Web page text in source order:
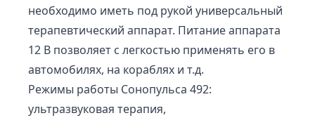
необходимо иметь под рукой универсальный
терапевтический аппарат. Питание аппарата
12 В позволяет с легкостью применять его в
автомобилях, на кораблях и т.д.
Режимы работы Сонопульса 492:
ультразвуковая терапия,